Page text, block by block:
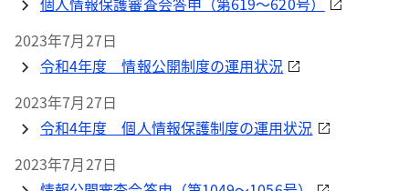
2023年7月27日
令和4年度 情報公開制度の運用状況
2023年7月27日
令和4年度 個人情報保護制度の運用状況
2023年7月27日